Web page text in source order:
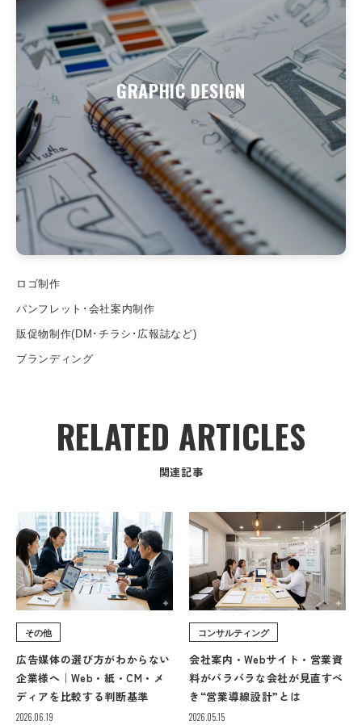
GRAPHIC DESIGN
ロゴ制作
パンフレット･会社案内制作
販促物制作(DM･チラシ･広報誌など)
ブランディング
RELATED ARTICLES
関連記事
その他
広告媒体の選び方がわからない
企業様へ｜Web・紙・CM・メ
ディアを比較する判断基準
2026.06.19
コンサルティング
会社案内・Webサイト・営業資
料がバラバラな会社が見直すべ
き“営業導線設計”とは
2026.05.15